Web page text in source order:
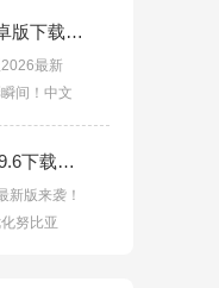
色拉布相机安卓版下载2026最新版v13.39.0.45
最新
间！中文
谷歌相机AGC9.6下载最新版v9.6.080.695519101.19安卓版
新版来袭！
努比亚